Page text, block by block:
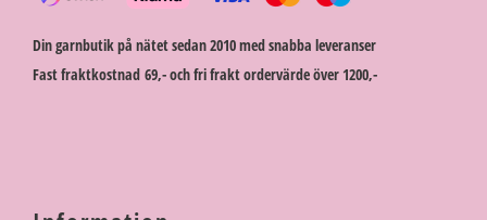
Din garnbutik på nätet sedan 2010 med snabba leveranser
Fast fraktkostnad 69,- och fri frakt ordervärde över 1200,-